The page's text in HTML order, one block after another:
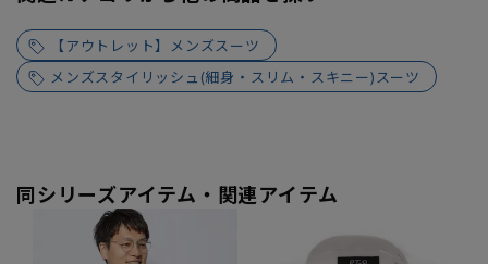
【アウトレット】メンズスーツ
メンズスタイリッシュ(細身・スリム・スキニー)スーツ
同シリーズアイテム・関連アイテム